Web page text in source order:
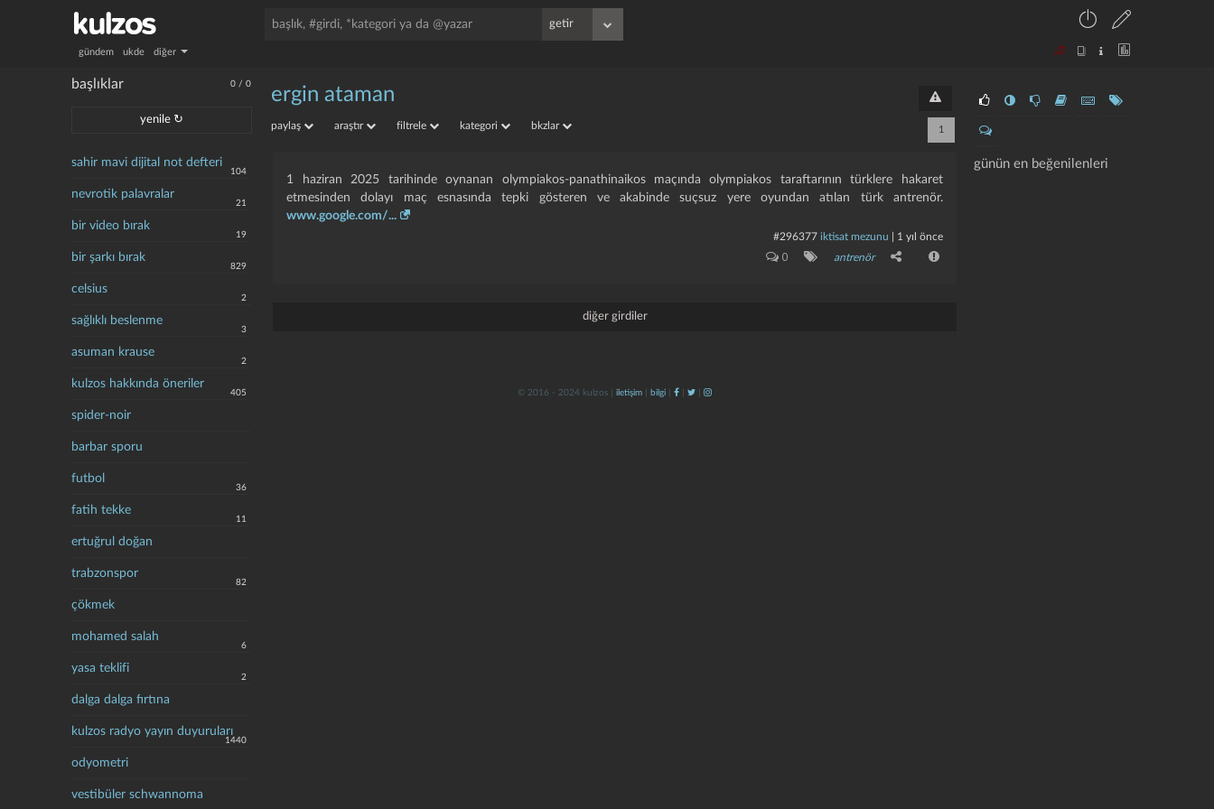
gündem ukde diğer
0 /0
başlıklar
yenile ↻
sahir mavi dijital not defteri
104
nevrotik palavralar
21
bir video bırak
19
bir şarkı bırak
829
celsius
2
sağlıklı beslenme
3
asuman krause
2
kulzos hakkında öneriler
405
spider-noir
barbar sporu
futbol
36
fatih tekke
11
ertuğrul doğan
trabzonspor
82
çökmek
mohamed salah
6
yasa teklifi
2
dalga dalga fırtına
kulzos radyo yayın duyuruları
1440
odyometri
vestibüler schwannoma
günün en beğenilenleri
ergin ataman
paylaş araştır filtrele kategori bkzlar 1
1 haziran 2025 tarihinde oynanan olympiakos-panathinaikos maçında olympiakos taraftarının türklere hakaret
etmesinden dolayı maç esnasında tepki gösteren ve akabinde suçsuz yere oyundan atılan türk antrenör.
www.google.com/...
#296377 iktisat mezunu 1 yıl önce
0 antrenör
diğer girdiler
© 2016 - 2024 kulzos | iletişim bilgi